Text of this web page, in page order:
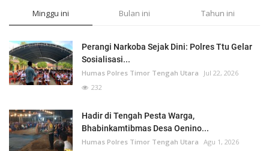
Minggu ini Bulan ini Tahun ini
Perangi Narkoba Sejak Dini: Polres Ttu Gelar
Sosialisasi...
Humas Polres Timor Tengah Utara
Jul 22, 2026
232
Hadir di Tengah Pesta Warga,
Bhabinkamtibmas Desa Oenino...
Humas Polres Timor Tengah Utara Agu 1, 2026